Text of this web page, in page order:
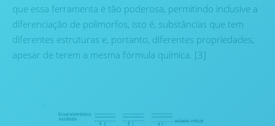
que essa ferramenta é tão poderosa, permitindo inclusive a
diferenciação de polimorfos, isto é, substâncias que tem
diferentes estruturas e, portanto, diferentes propriedades,
apesar de terem a mesma fórmula química. [3]